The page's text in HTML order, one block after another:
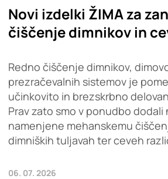
Novi izdelki ŽIMA za
čiščenje dimnikov in
Redno čiščenje dimnikov,
prezračevalnih sistemov je
učinkovito in brezskrbno
Prav zato smo v ponudbo dodali
namenjene mehanskemu
dimniških tuljavah ter ceveh
06. 07. 2026